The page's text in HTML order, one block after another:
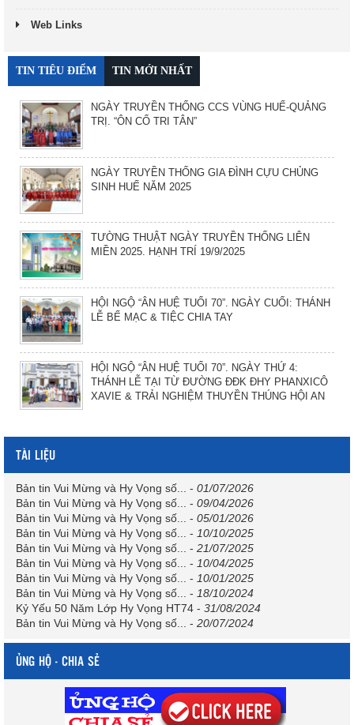
Web Links
TIN TIÊU ĐIỂM TIN MỚI NHẤT
NGÀY TRUYỀN THỐNG CCS VÙNG HUẾ-QUẢNG
TRỊ. “ÔN CỐ TRI TÂN”
NGÀY TRUYỀN THỐNG GIA ĐÌNH CỰU CHỦNG
SINH HUẾ NĂM 2025
TƯỜNG THUẬT NGÀY TRUYỀN THỐNG LIÊN
MIỀN 2025. HẠNH TRÍ 19/9/2025
HỘI NGỘ “ÂN HUỆ TUỔI 70”. NGÀY CUỐI: THÁNH
LỄ BẾ MẠC & TIỆC CHIA TAY
HỘI NGỘ “ÂN HUỆ TUỔI 70”. NGÀY THỨ 4:
THÁNH LỄ TẠI TỪ ĐƯỜNG ĐĐK ĐHY PHANXICÔ
XAVIE & TRẢI NGHIỆM THUYỀN THÚNG HỘI AN
TÀI LIỆU
Bản tin Vui Mừng và Hy Vọng số... - 01/07/2026
Bản tin Vui Mừng và Hy Vọng số... - 09/04/2026
Bản tin Vui Mừng và Hy Vọng số... - 05/01/2026
Bản tin Vui Mừng và Hy Vọng số... - 10/10/2025
Bản tin Vui Mừng và Hy Vọng số... - 21/07/2025
Bản tin Vui Mừng và Hy Vọng số... - 10/04/2025
Bản tin Vui Mừng và Hy Vọng số... - 10/01/2025
Bản tin Vui Mừng và Hy Vọng số... - 18/10/2024
Kỷ Yếu 50 Năm Lớp Hy Vọng HT74 - 31/08/2024
Bản tin Vui Mừng và Hy Vọng số... - 20/07/2024
ỦNG HỘ - CHIA SẺ